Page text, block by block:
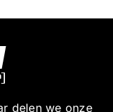
delen we onze